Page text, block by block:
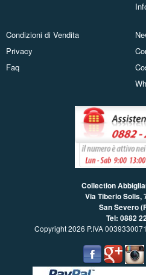
Condizioni di Vendita
Privacy
Faq
Collection
Via Tiberio Solis,
San Severo
Tel: 0882
Copyright 2026 P.IVA